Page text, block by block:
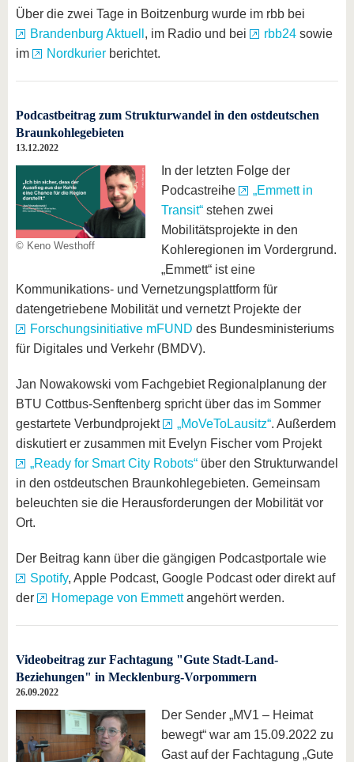
Über die zwei Tage in Boitzenburg wurde im rbb bei
Brandenburg Aktuell , im Radio und bei rbb24 sowie
im
Nordkurier berichtet.
Podcastbeitrag zum Strukturwandel in den ostdeutschen
Braunkohlegebieten
13.12.2022
© Keno Westhoff
In der letzten Folge der
Podcastreihe
„Emmett in
Transit“ stehen zwei
Mobilitätsprojekte in den
Kohleregionen im Vordergrund.
„Emmett“ ist eine
Kommunikations- und Vernetzungsplattform für
datengetriebene Mobilität und vernetzt Projekte der
Forschungsinitiative mFUND des Bundesministeriums
für Digitales und Verkehr (BMDV).
Jan Nowakowski vom Fachgebiet Regionalplanung der
BTU Cottbus-Senftenberg spricht über das im Sommer
gestartete Verbundprojekt
„MoVeToLausitz“. Außerdem
diskutiert er zusammen mit Evelyn Fischer vom Projekt
„Ready for Smart City Robots“ über den Strukturwandel
in den ostdeutschen Braunkohlegebieten. Gemeinsam
beleuchten sie die Herausforderungen der Mobilität vor
Ort.
Der Beitrag kann über die gängigen Podcastportale wie
Spotify, Apple Podcast, Google Podcast oder direkt auf
der
Homepage von Emmettangehört werden.
Videobeitrag zur Fachtagung "Gute Stadt-Land-
Beziehungen" in Mecklenburg-Vorpommern
26.09.2022
Der Sender „MV1 – Heimat
bewegt“ war am 15.09.2022 zu
Gast auf der Fachtagung „Gute